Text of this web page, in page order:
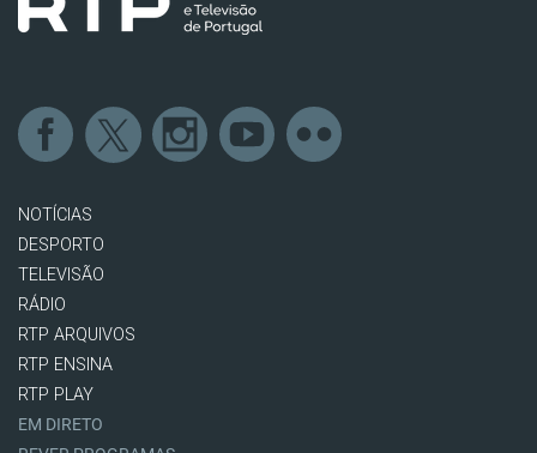
NOTÍCIAS
DESPORTO
TELEVISÃO
RÁDIO
RTP ARQUIVOS
RTP ENSINA
RTP PLAY
EM DIRETO